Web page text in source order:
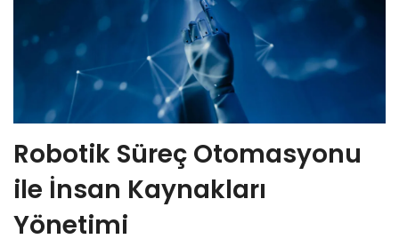
Robotik Süreç Otomasyonu
ile İnsan Kaynakları
Yönetimi